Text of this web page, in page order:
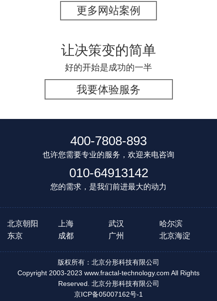
更多网站案例
让决策变的简单
好的开始是成功的一半
我要体验服务
400-7808-893
也许您需要专业的服务，欢迎来电咨询
010-64913142
您的需求，是我们前进最大的动力
北京朝阳 上海 武汉
哈尔滨
东京
成都 广州 北京海淀
版权所有：北京分形科技有限公司
Copyright 2003-2023 www.fractal-technology.com All Rights
Reserved. 北京分形科技有限公司
京ICP备05007162号-1